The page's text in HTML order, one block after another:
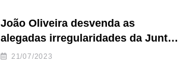
João Oliveira desvenda as
alegadas irregularidades da Junta
de Freguesia S. João de Ver
21/07/2023